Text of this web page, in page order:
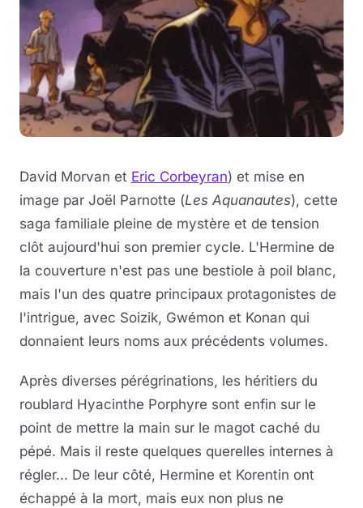
David Morvan et Eric Corbeyran) et mise en
image par Joël Parnotte (Les Aquanautes), cette
saga familiale pleine de mystère et de tension
clôt aujourd'hui son premier cycle. L'Hermine de
la couverture n'est pas une bestiole à poil blanc,
mais l'un des quatre principaux protagonistes de
l'intrigue, avec Soizik, Gwémon et Konan qui
donnaient leurs noms aux précédents volumes.
Après diverses pérégrinations, les héritiers du
roublard Hyacinthe Porphyre sont enfin sur le
point de mettre la main sur le magot caché du
pépé. Mais il reste quelques querelles internes à
régler... De leur côté, Hermine et Korentin ont
échappé à la mort, mais eux non plus ne